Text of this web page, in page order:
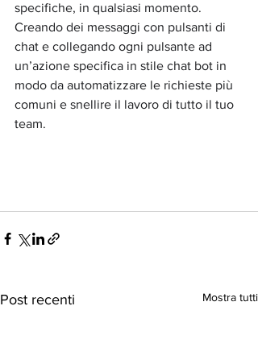
specifiche, in qualsiasi momento.
Creando dei messaggi con pulsanti di
chat e collegando ogni pulsante ad
un’azione specifica in stile chat bot in
modo da automatizzare le richieste più
comuni e snellire il lavoro di tutto il tuo
team.
Post recenti Mostra tutti